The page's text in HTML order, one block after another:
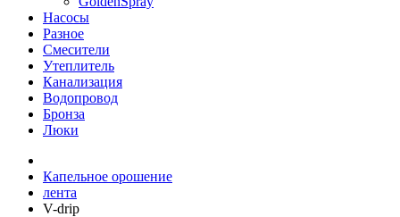
Насосы
Разное
Смесители
Утеплитель
Канализация
Водопровод
Бронза
Люки
Капельное орошение
лента
V-drip